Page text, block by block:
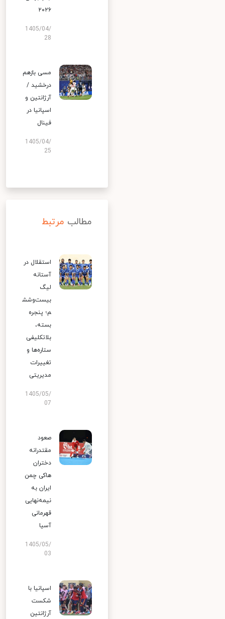
۲۰۲۶
1405/04/
28
مسی بازهم
درخشید /
آرژانتین و
اسپانیا در
فینال
1405/04/
25
مطالب مرتبط
استقلال در
آستانه
لیگ
بیست‌وشش
م؛ پنجره
بسته،
بلاتکلیفی
ستاره‌ها و
تغییرات
مدیریتی
1405/05/
07
صعود
مقتدرانه
دختران
هاکی چمن
ایران به
نیمه‌نهایی
قهرمانی
آسیا
1405/05/
03
اسپانیا با
شکست
آرژانتین